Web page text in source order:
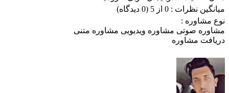
میانگین نظرات : 0 از 5
(0 دیدگاه)
نوع مشاوره :
مشاوره صوتی مشاوره ویدیویی مشاوره متنی
دریافت مشاوره